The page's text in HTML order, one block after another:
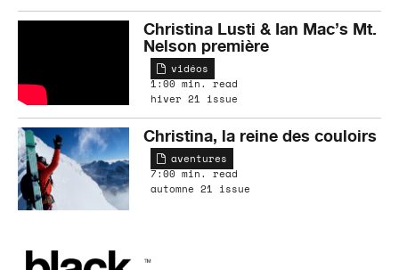
Christina Lusti & Ian Mac’s Mt.
Nelson première
vidéos
1:00 min. read
hiver 21 issue
Christina, la reine des couloirs
aventures
7:00 min. read
automne 21 issue